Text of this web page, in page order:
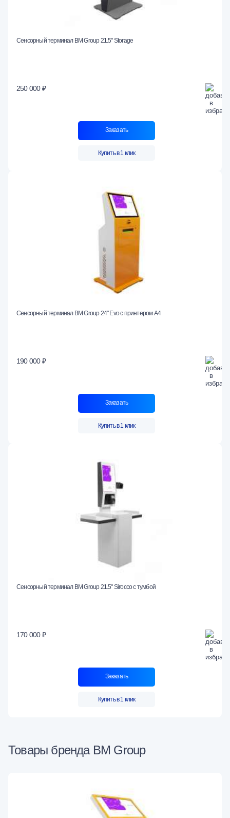
Сенсорный терминал BM Group 21.5" Storage
250 000 ₽
Заказать
Купить в 1 клик
Сенсорный терминал BM Group 24" Evo c принтером А4
190 000 ₽
Заказать
Купить в 1 клик
Сенсорный терминал BM Group 21.5" Sirocco с тумбой
170 000 ₽
Заказать
Купить в 1 клик
Товары бренда BM Group